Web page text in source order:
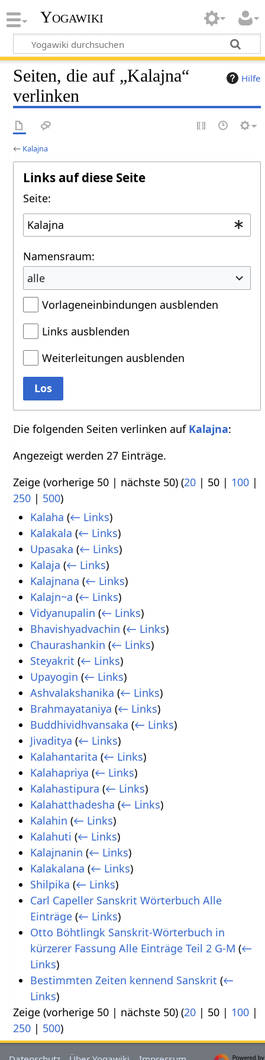
Yogawiki
Hilfe
Seiten, die auf „Kalajna“
verlinken
← Kalajna
Links auf diese Seite
Seite:
Namensraum:
alle
Vorlageneinbindungen ausblenden
Links ausblenden
Weiterleitungen ausblenden
Los
Die folgenden Seiten verlinken auf Kalajna:
Angezeigt werden 27 Einträge.
Zeige (vorherige 50 | nächste 50) (20 | 50 | 100 |
250 | 500)
Kalaha (← Links)
Kalakala (← Links)
Upasaka (← Links)
Kalaja (← Links)
Kalajnana (← Links)
Kalajn~a (← Links)
Vidyanupalin (← Links)
Bhavishyadvachin (← Links)
Chaurashankin (← Links)
Steyakrit (← Links)
Upayogin (← Links)
Ashvalakshanika (← Links)
Brahmayataniya (← Links)
Buddhividhvansaka (← Links)
Jivaditya (← Links)
Kalahantarita (← Links)
Kalahapriya (← Links)
Kalahastipura (← Links)
Kalahatthadesha (← Links)
Kalahin (← Links)
Kalahuti (← Links)
Kalajnanin (← Links)
Kalakalana (← Links)
Shilpika (← Links)
Carl Capeller Sanskrit Wörterbuch Alle
Einträge (← Links)
Otto Böhtlingk Sanskrit-Wörterbuch in
kürzerer Fassung Alle Einträge Teil 2 G-M (←
Links)
Bestimmten Zeiten kennend Sanskrit (←
Links)
Zeige (vorherige 50 | nächste 50) (20 | 50 | 100 |
250 | 500)